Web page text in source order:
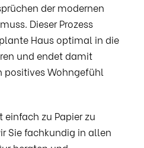
der modernen
Dieser Prozess
Haus optimal in die
und endet damit
positives Wohngefühl
zu Papier zu
Sie fachkundig in allen